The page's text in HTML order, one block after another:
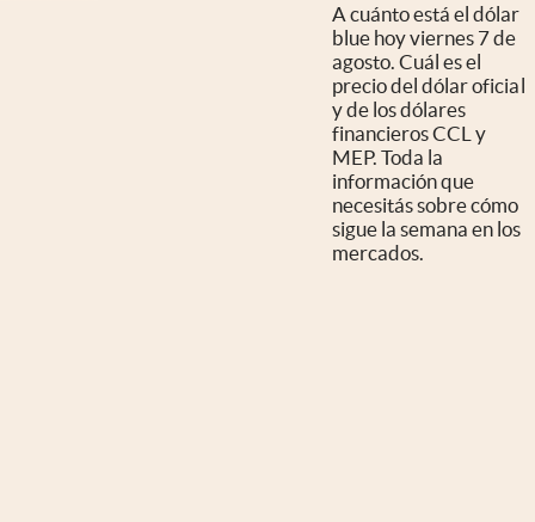
A cuánto está el dólar
blue hoy viernes 7 de
agosto. Cuál es el
precio del dólar oficial
y de los dólares
financieros CCL y
MEP. Toda la
información que
necesitás sobre cómo
sigue la semana en los
mercados.